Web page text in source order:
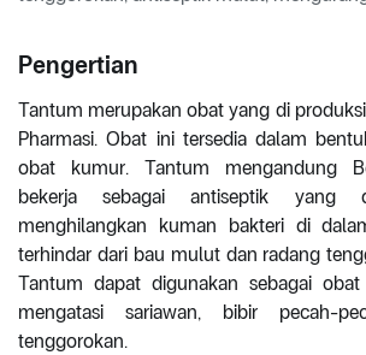
Pengertian
Tantum merupakan obat yang di
Pharmasi. Obat ini tersedia dalam
obat kumur. Tantum mengandung
bekerja sebagai antiseptik yang
menghilangkan kuman bakteri di
terhindar dari bau mulut dan radang
Tantum dapat digunakan sebagai
mengatasi sariawan, bibir pecah-
tenggorokan.